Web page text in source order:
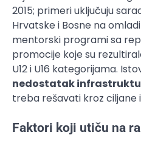
2015; primeri uključuju
Hrvatske i Bosne na
mentorski programi sa
promocije koje su
U12 i U16 kategorijama.
nedostatak
treba rešavati kroz ciljane
Faktori koji utiču na